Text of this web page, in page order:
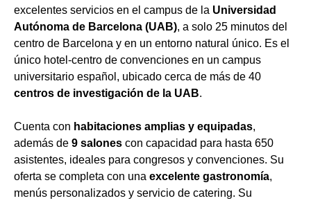
excelentes servicios en el campus de la Universidad
Autónoma de Barcelona (UAB), a solo 25 minutos del
centro de Barcelona y en un entorno natural único. Es el
único hotel-centro de convenciones en un campus
universitario español, ubicado cerca de más de 40
centros de investigación de la UAB.
Cuenta con habitaciones amplias y equipadas,
además de 9 salones con capacidad para hasta 650
asistentes, ideales para congresos y convenciones. Su
oferta se completa con una excelente gastronomía,
menús personalizados y servicio de catering. Su